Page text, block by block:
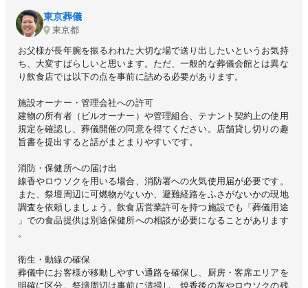
東京葬儀
東京都
お父様が長年腕を振るわれた大切な場で送り出したいというお気持
ち、大変すばらしいと思います。ただ、一般的な葬儀会館とは異な
り飲食店では以下の点を事前に詰める必要があります。
施設オーナー・管理会社への許可
建物の所有者（ビルオーナー）や管理組合、テナント契約上の使用
規定を確認し、葬儀開催の同意を得てください。店舗貸し切りの趣
旨書を提出すると話がまとまりやすいです。
消防・保健所への届け出
線香やロウソクを用いる場合、消防署への火気使用届が必要です。
また、祭壇周辺に可燃物がないか、避難経路をふさがないかの現地
調査を依頼しましょう。飲食店営業許可を持つ施設でも「葬儀用途
」での食品提供は別途保健所への相談が必要になることがあります
。
衛生・動線の確保
葬儀中にお客様が移動しやすい通路を確保し、厨房・客席エリアを
明確に区分。祭壇周辺は事前に清掃し、焼香後の灰やロウソクの残